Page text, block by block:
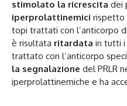
stimolato la ricrescita dei
iperprolattinemici rispetto
topi trattati con l’anticorpo
è risultata ritardata in tutti i
trattato con l’anticorpo
la segnalazione del PRLR
iperprolattinemiche e ha